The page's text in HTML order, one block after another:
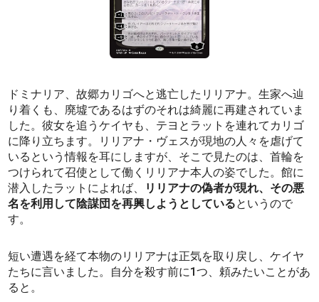
ドミナリア、故郷カリゴへと逃亡したリリアナ。生家へ辿
り着くも、廃墟であるはずのそれは綺麗に再建されていま
した。彼女を追うケイヤも、テヨとラットを連れてカリゴ
に降り立ちます。リリアナ・ヴェスが現地の人々を虐げて
いるという情報を耳にしますが、そこで見たのは、首輪を
つけられて召使として働くリリアナ本人の姿でした。館に
潜入したラットによれば、
リリアナの偽者が現れ、その悪
名を利用して陰謀団を再興しようとしているというので
す。
短い遭遇を経て本物のリリアナは正気を取り戻し、ケイヤ
たちに言いました。自分を殺す前に1つ、頼みたいことがあ
ると。